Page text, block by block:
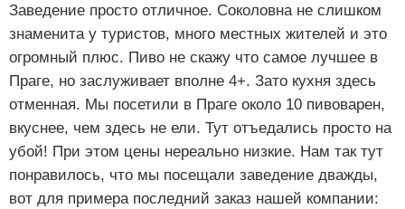
Заведение просто отличное. Соколовна не слишком
знаменита у туристов, много местных жителей и это
огромный плюс. Пиво не скажу что самое лучшее в
Праге, но заслуживает вполне 4+. Зато кухня здесь
отменная. Мы посетили в Праге около 10 пивоварен,
вкуснее, чем здесь не ели. Тут отъедались просто на
убой! При этом цены нереально низкие. Нам так тут
понравилось, что мы посещали заведение дважды,
вот для примера последний заказ нашей компании: